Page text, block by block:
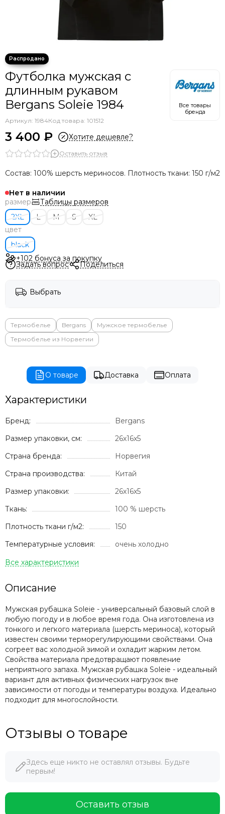
Футболка мужская с
длинным рукавом
Bergans Soleie 1984
Артикул: 1984Код товара: 101512
3 400 ₽ Хотите дешевле?
Все товары
бренда
Оставить отзыв
Состав: 100% шерсть мериносов. Плотность ткани: 150 г/м2
Нет в наличии
размер
Таблицы размеров
2XL
L M S
XL
цвет
black
+102 бонуса за покупку
Задать вопрос Поделиться
Выбрать
Термобелье Bergans
Мужское термобелье
Термобелье из Норвегии
О товаре Доставка Оплата
Характеристики
Бренд:
Bergans
Размер упаковки, см:
26х16х5
Страна бренда:
Норвегия
Страна производства:
Китай
Размер упаковки:
26х16х5
Ткань:
100 % шерсть
Плотность ткани г/м2:
150
Температурные условия:
очень холодно
Описание
Мужская рубашка Soleie - универсальный базовый слой в
любую погоду и в любое время года. Она изготовлена из
тонкого и легкого материала (шерсть мериноса), который
известен своими терморегулирующими свойствами. Она
согреет вас холодной зимой и охладит жарким летом.
Свойства материала предотвращают появление
неприятного запаха. Мужская рубашка Soleie - идеальный
вариант для активных физических нагрузок вне
зависимости от погоды и температуры воздуха. Идеально
подходит для многослойности.
Отзывы о товаре
Здесь еще никто не оставлял отзывы. Будьте
первым!
Оставить отзыв